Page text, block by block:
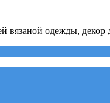
вязаной одежды, декор